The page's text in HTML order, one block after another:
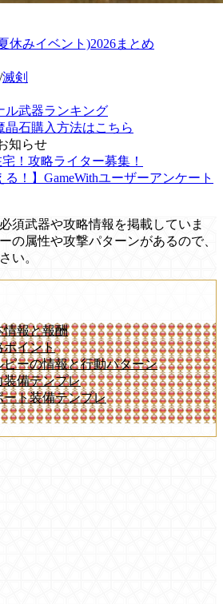
休みイベント)2026まとめ
/滅剣
ル武器ランキング
晶石購入方法はこちら
知らせ
！攻略ライター募集！
る！】GameWithユーザーアンケート
須武器や攻略情報を掲載していま
の属性や攻撃パターンがあるので、
い。
情報と報酬
ポイント
ーの情報と行動パターン
装備テンプレ
ト装備テンプレ